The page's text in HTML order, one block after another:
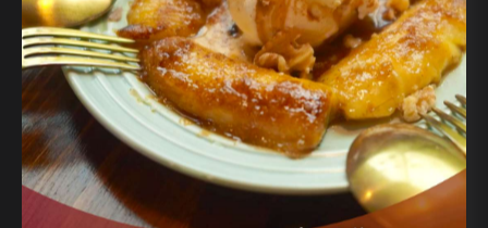
ケーキを、
オンラインショップにて販売いたします！
あわただしい日常のなかでそっと取り出して、
湖のほとりにいるような、
穏やかで静かな時間を過ごしてほしいと願いを込めまし